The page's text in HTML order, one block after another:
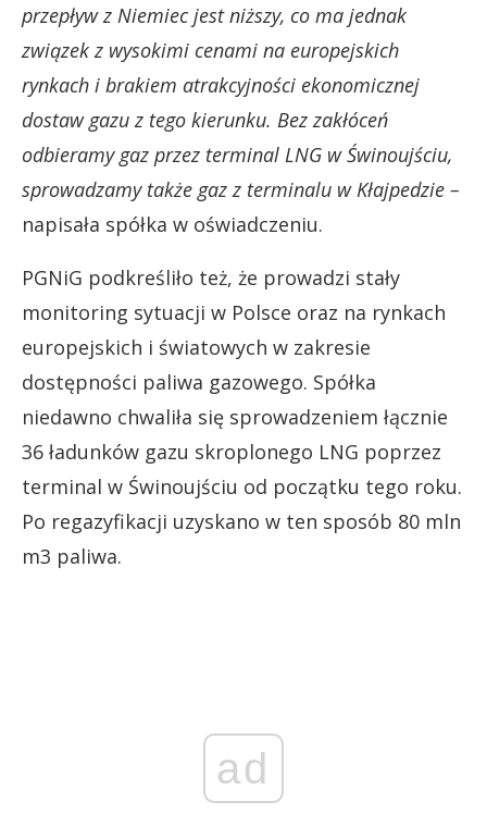
przepływ z Niemiec jest niższy, co ma jednak
związek z wysokimi cenami na europejskich
rynkach i brakiem atrakcyjności ekonomicznej
dostaw gazu z tego kierunku. Bez zakłóceń
odbieramy gaz przez terminal LNG w Świnoujściu,
sprowadzamy także gaz z terminalu w Kłajpedzie –
napisała spółka w oświadczeniu.
PGNiG podkreśliło też, że prowadzi stały
monitoring sytuacji w Polsce oraz na rynkach
europejskich i światowych w zakresie
dostępności paliwa gazowego. Spółka
niedawno chwaliła się sprowadzeniem łącznie
36 ładunków gazu skroplonego LNG poprzez
terminal w Świnoujściu od początku tego roku.
Po regazyfikacji uzyskano w ten sposób 80 mln
m3 paliwa.
ad